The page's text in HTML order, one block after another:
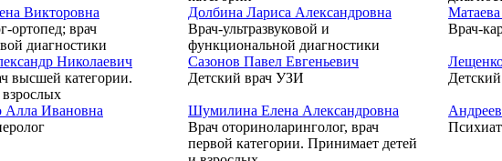
Викторовна
ортопед; врач
диагностики
Долбина Лариса Александровна
Врач-ультразвуковой и
функциональной диагностики
Врач-
Николаевич
высшей категории.
Сазонов Павел Евгеньевич
Детский врач УЗИ
Алла Ивановна
Шумилина Елена Александровна
Врач оториноларинголог, врач
первой категории. Принимает детей